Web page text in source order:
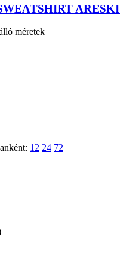
ARESKI
méretek
12 24 72